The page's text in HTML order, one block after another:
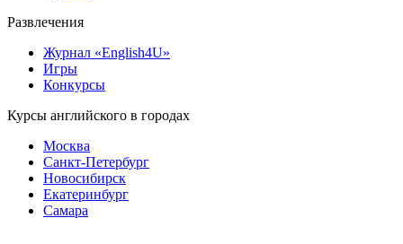
Развлечения
Журнал «English4U»
Игры
Конкурсы
Курсы английского в городах
Москва
Санкт-Петербург
Новосибирск
Екатеринбург
Самара